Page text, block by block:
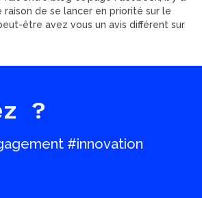
raison de se lancer en priorité sur le
être avez vous un avis différent sur
?
#innovation